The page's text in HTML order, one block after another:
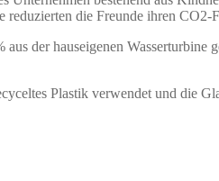
reduzierten die Freunde ihren CO2-
der hauseigenen
Plastik verwendet und die